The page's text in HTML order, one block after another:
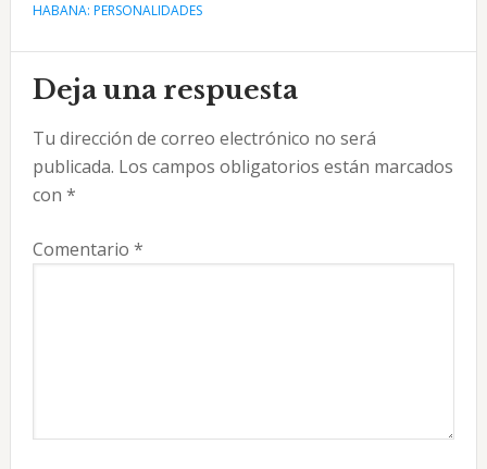
HABANA: PERSONALIDADES
Interacciones
con
los
lectores
Deja una respuesta
Tu dirección de correo electrónico no será
publicada. Los campos obligatorios están marcados
con *
Comentario *